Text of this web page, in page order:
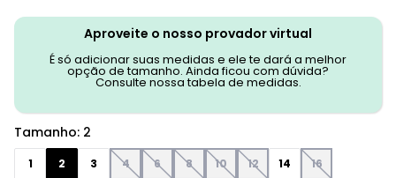
Aproveite o nosso provador virtual
É só adicionar suas medidas e ele te dará a melhor
opção de tamanho. Ainda ficou com dúvida?
Consulte nossa tabela de medidas.
Tamanho: 2
1 2 3 4 6 8 10 12 14 16